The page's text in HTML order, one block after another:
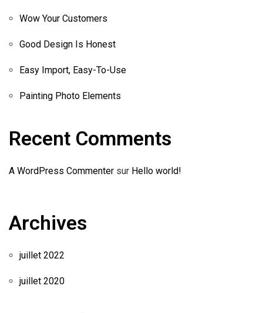
Wow Your Customers
Good Design Is Honest
Easy Import, Easy-To-Use
Painting Photo Elements
Recent Comments
A WordPress Commenter sur Hello world!
Archives
juillet 2022
juillet 2020